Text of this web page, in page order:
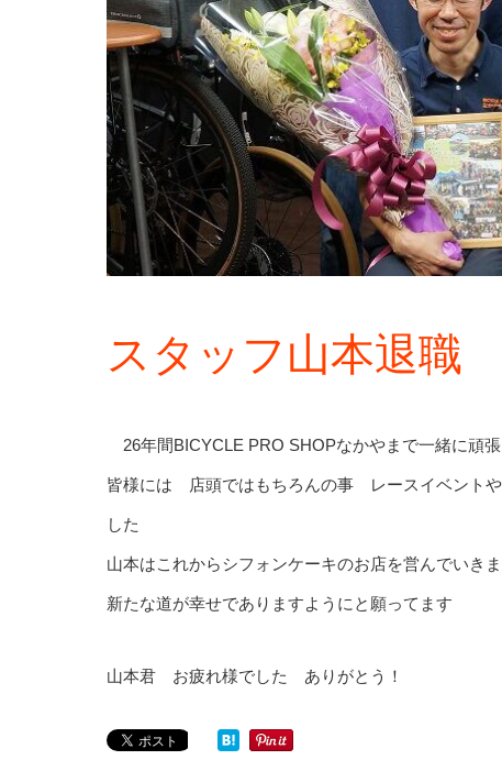
スタッフ山本退職
26年間BICYCLE PRO SHOPなかやまで一緒に頑
皆様には 店頭ではもちろんの事 レースイベントや
した
山本はこれからシフォンケーキのお店を営んでい
新たな道が幸せでありますようにと願ってます
山本君 お疲れ様でした ありがとう！